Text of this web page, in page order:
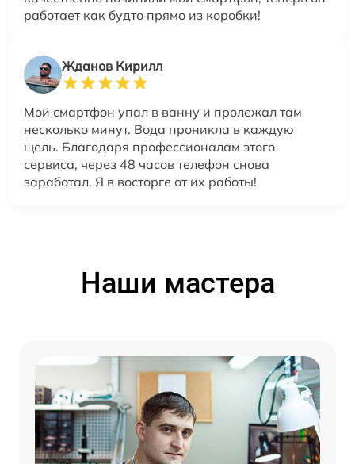
работает как будто прямо из коробки!
Жданов Кирилл
Мой смартфон упал в ванну и пролежал там
несколько минут. Вода проникла в каждую
щель. Благодаря профессионалам этого
сервиса, через 48 часов телефон снова
заработал. Я в восторге от их работы!
Наши мастера